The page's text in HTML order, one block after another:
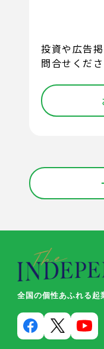
投資や広告
問合せくださ
全国の個性あふれる起